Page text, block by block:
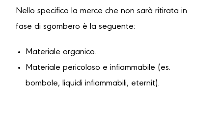
Nello specifico la merce che non sarà ritirata in
fase di sgombero è la seguente:
Materiale organico.
Materiale pericoloso e infiammabile (es.
bombole, liquidi infiammabili, eternit).